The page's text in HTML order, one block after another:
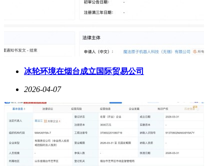
冰轮环境在烟台成立国际贸易公司
2026-04-07